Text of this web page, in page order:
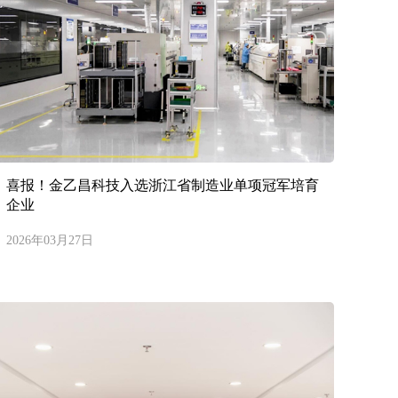
喜报！金乙昌科技入选浙江省制造业单项冠军培育
企业
2026年03月27日